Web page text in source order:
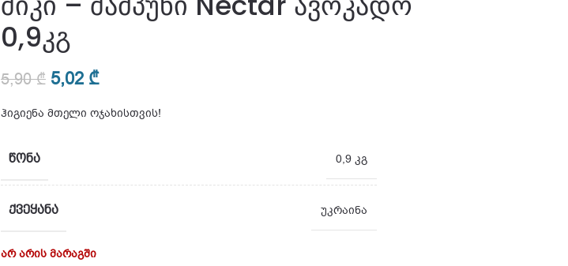
0,9კგ
5,90₾ 5,02 ₾
ჰიგიენა მთელი ოჯახისთვის!
ᲬᲝᲜᲐ 0,9 კგ
ᲥᲕᲔᲧᲐᲜᲐ უკრაინა
არ არის მარაგში